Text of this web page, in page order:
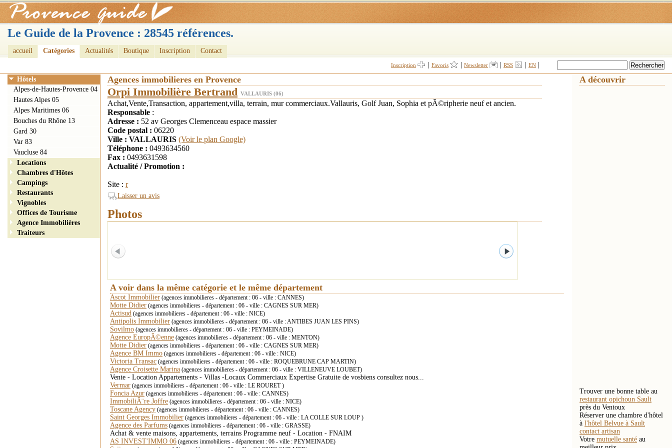
Le Guide de la Provence : 28545 références.
accueil Catégories Actualités Boutique Inscription Contact
Inscription Favoris Newsletter RSS EN
Agences immobilieres en Provence
Orpi Immobilière Bertrand VALLAURIS (06)
Achat,Vente,Transaction, appartement,villa, terrain, mur commerciaux.Vallauris, Golf Juan, Sophia et pÃ©ripherie neuf et ancien.
Responsable :
Adresse : 52 av Georges Clemenceau espace massier
Code postal : 06220
Ville : VALLAURIS (Voir le plan Google)
Téléphone : 0493634560
Fax : 0493631598
Actualité / Promotion :
Site : r
Laisser un avis
Photos
A voir dans la même catégorie et le même département
Ascot Immobilier (agences immobilieres - département : 06 - ville : CANNES)
Motte Didier (agences immobilieres - département : 06 - ville : CAGNES SUR MER)
Actisud (agences immobilieres - département : 06 - ville : NICE)
Antipolis Immobilier (agences immobilieres - département : 06 - ville : ANTIBES JUAN LES PINS)
Sovilmo (agences immobilieres - département : 06 - ville : PEYMEINADE)
Agence EuropÃ©enne (agences immobilieres - département : 06 - ville : MENTON)
Motte Didier (agences immobilieres - département : 06 - ville : CAGNES SUR MER)
Agence BM Immo (agences immobilieres - département : 06 - ville : NICE)
Victoria Transac (agences immobilieres - département : 06 - ville : ROQUEBRUNE CAP MARTIN)
Agence Croisette Marina (agences immobilieres - département : 06 - ville : VILLENEUVE LOUBET)
Vente - Location Appartements - Villas -Locaux Commerciaux Expertise Gratuite de vosbiens consultez nous...
Vermar (agences immobilieres - département : 06 - ville : LE ROURET )
Foncia Azur (agences immobilieres - département : 06 - ville : CANNES)
ImmobiliÃ¨re Joffre (agences immobilieres - département : 06 - ville : NICE)
Toscane Agency (agences immobilieres - département : 06 - ville : CANNES)
Saint Georges Immobilier (agences immobilieres - département : 06 - ville : LA COLLE SUR LOUP )
Agence des Parfums (agences immobilieres - département : 06 - ville : GRASSE)
Achat & vente maisons, appartements, terrains Programme neuf - Location - FNAIM
AS INVEST'IMMO 06 (agences immobilieres - département : 06 - ville : PEYMEINADE)
Hôtels
Alpes-de-Hautes-Provence 04
Hautes Alpes 05
Alpes Maritimes 06
Bouches du Rhône 13
Gard 30
Var 83
Vaucluse 84
Locations
Chambres d'Hôtes
Campings
Restaurants
Vignobles
Offices de Tourisme
Agence Immobilières
Traiteurs
A découvrir
Trouver une bonne table au
restaurant opichoun Sault
près du Ventoux
Réserver une chambre d'hôtel
à l'hôtel Belvue à Sault
contact artisan
Votre mutuelle santé au